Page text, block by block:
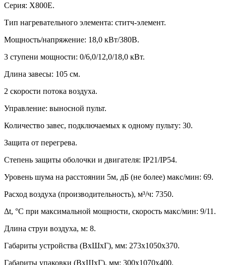
Серия: X800Е.
Тип нагревательного элемента: ститч-элемент.
Мощность/напряжение: 18,0 кВт/380В.
3 ступени мощности: 0/6,0/12,0/18,0 кВт.
Длина завесы: 105 см.
2 скорости потока воздуха.
Управление: выносной пульт.
Количество завес, подключаемых к одному пульту: 30.
Защита от перегрева.
Степень защиты оболочки и двигателя: IP21/IP54.
Уровень шума на расстоянии 5м, дБ (не более) макс/мин: 69.
Расход воздуха (производительность), м³/ч: 7350.
Δt, °C при максимальной мощности, скорость макс/мин: 9/11.
Длина струи воздуха, м: 8.
Габариты устройства (ВхШхГ), мм: 273х1050х370.
Габариты упаковки (ВхШхГ), мм: 300х1070х400.